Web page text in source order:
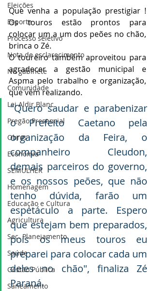
Eleições
Esporte
Processo seletivo
Nota de esclarecimento
No gabinete
Comunidade
Lei Aldir Blanc
Pregão Presencial
Obras
Economia
SEMULHER
Homenagem
Educação e Cultura
Agricultura
Sec. Planejamento
Saúde
Gestão Pública
Saneamento
Que venha a população prestigiar !
Os touros estão prontos para
colocar um a um dos peões no chão,
brinca o Zé.
O toureiro também aproveitou para
agradecer a gestão municipal e
Aspma pelo trabalho e organização,
que vêm realizando.
"Quero saudar e parabenizar
o Prefeito Caetano pela
organização da Feira, o
companheiro Cleudon,
demais parceiros do governo,
e os nossos peões, que não
tenho dúvida, farão um
espetáculo a parte. Espero
que estejam bem preparados,
pois os meus touros eu
preparei para colocar cada um
deles no chão", finaliza Zé
Paraná.